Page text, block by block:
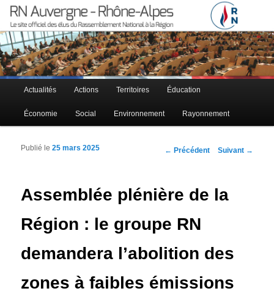
RN Auvergne – Rhône-Alpes
Le site officiel des élus RN à la région Auvergne – Rhône-Alpes
Menu principal
Aller au contenu principal
Aller au contenu secondaire
Actualités Actions Territoires Éducation
Économie Social Environnement Rayonnement
Navigation des articles
← Précédent Suivant →
Assemblée plénière de la
Région : le groupe RN
demandera l’abolition des
zones à faibles émissions
Publié le25 mars 2025